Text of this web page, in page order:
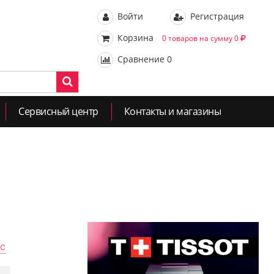
Войти
Регистрация
Корзина
0 товаров на сумму 0
Сравнение 0
Сервисный центр Контакты и магазины